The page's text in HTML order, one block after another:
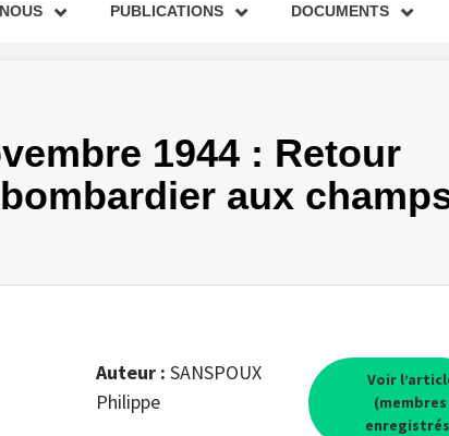
PUBLICATIONS DOCUMENTS
1944 : Retour
aux
Auteur : SANSPOUX
Philippe
Voir
(membres